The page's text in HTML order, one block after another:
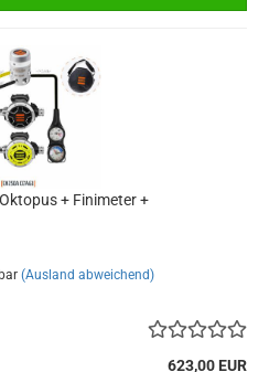
+ Finimeter +
(Ausland abweichend)
623,00 EUR